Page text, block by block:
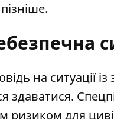
на ситуації
ризиком для